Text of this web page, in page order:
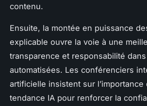
contenu.
Ensuite, la montée en puissance
explicable ouvre la voie à une
transparence et responsabilité
automatisées. Les conférenciers
artificielle insistent sur l’importance
tendance IA pour renforcer la